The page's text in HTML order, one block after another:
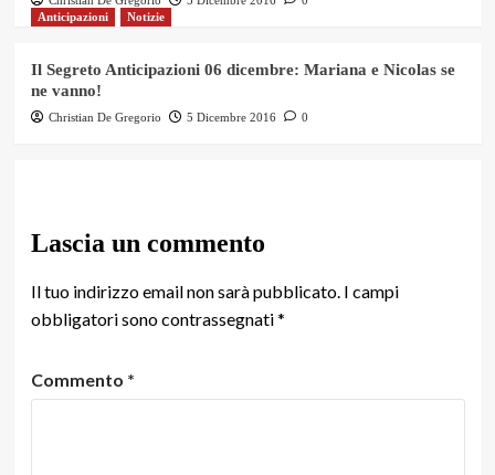
Anticipazioni
Notizie
Il Segreto Anticipazioni 06 dicembre: Mariana e Nicolas se
ne vanno!
Christian De Gregorio 5 Dicembre 2016 0
Lascia un commento
Il tuo indirizzo email non sarà pubblicato. I campi
obbligatori sono contrassegnati*
Commento *